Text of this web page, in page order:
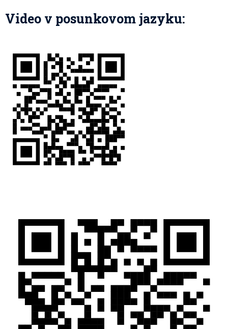
Video v posunkovom jazyku: